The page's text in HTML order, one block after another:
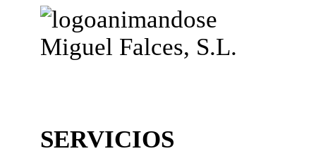
Miguel Falces, S.L.
SERVICIOS